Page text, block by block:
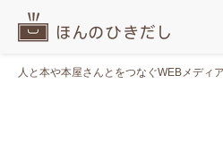
人と本や本屋さんとをつなぐWEBメディ